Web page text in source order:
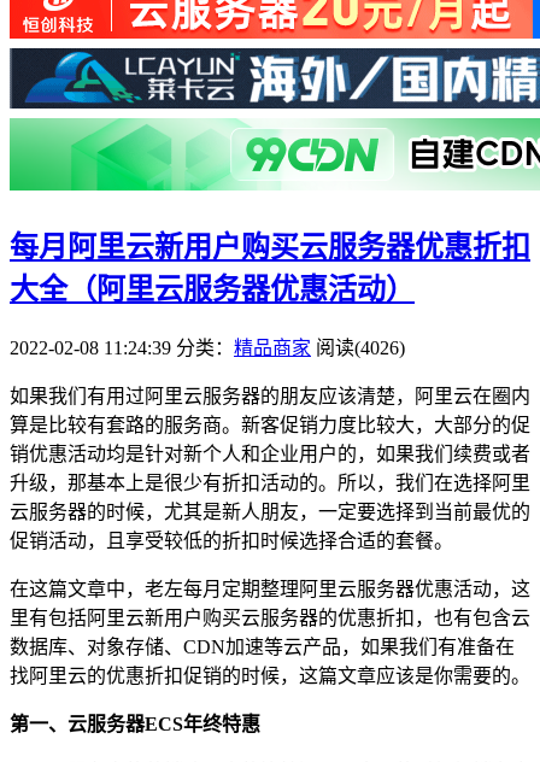
每月阿里云新用户购买云服务器优惠折扣
大全（阿里云服务器优惠活动）
2022-02-08 11:24:39 分类： 精品商家 阅读(4026)
如果我们有用过阿里云服务器的朋友应该清楚，阿里云在圈内
算是比较有套路的服务商。新客促销力度比较大，大部分的促
销优惠活动均是针对新个人和企业用户的，如果我们续费或者
升级，那基本上是很少有折扣活动的。所以，我们在选择阿里
云服务器的时候，尤其是新人朋友，一定要选择到当前最优的
促销活动，且享受较低的折扣时候选择合适的套餐。
在这篇文章中，老左每月定期整理阿里云服务器优惠活动，这
里有包括阿里云新用户购买云服务器的优惠折扣，也有包含云
数据库、对象存储、CDN加速等云产品，如果我们有准备在
找阿里云的优惠折扣促销的时候，这篇文章应该是你需要的。
第一、云服务器ECS年终特惠